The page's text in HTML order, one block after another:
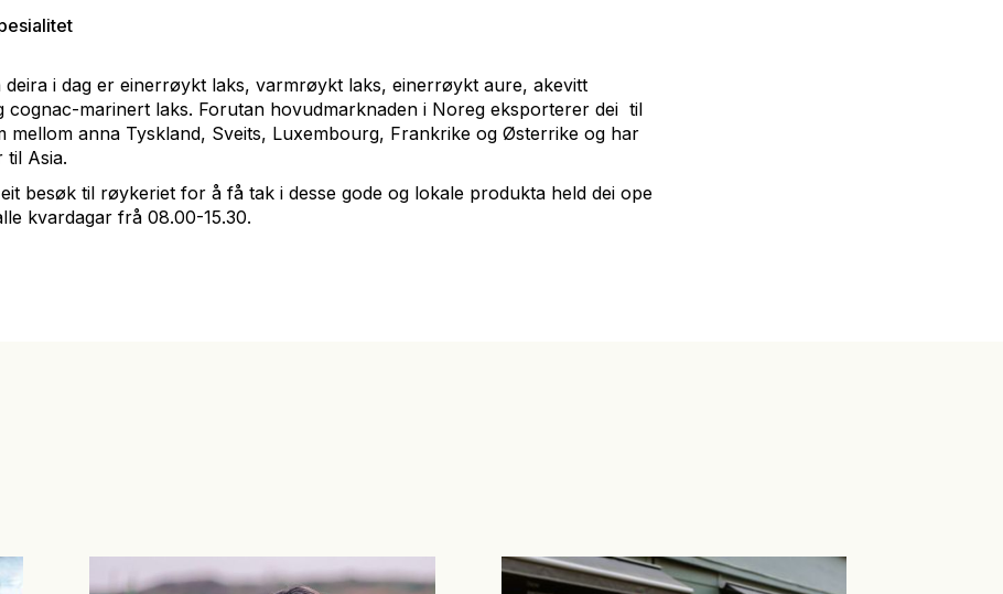
i dag er einerrøykt laks, varmrøykt laks, einerrøykt aure, akevitt
cognac-marinert laks. Forutan hovudmarknaden i Noreg eksporterer dei til
mellom anna Tyskland, Sveits, Luxembourg, Frankrike og Østerrike og har
til Asia.
besøk til røykeriet for å få tak i desse gode og lokale produkta held dei ope
kvardagar frå 08.00-15.30.